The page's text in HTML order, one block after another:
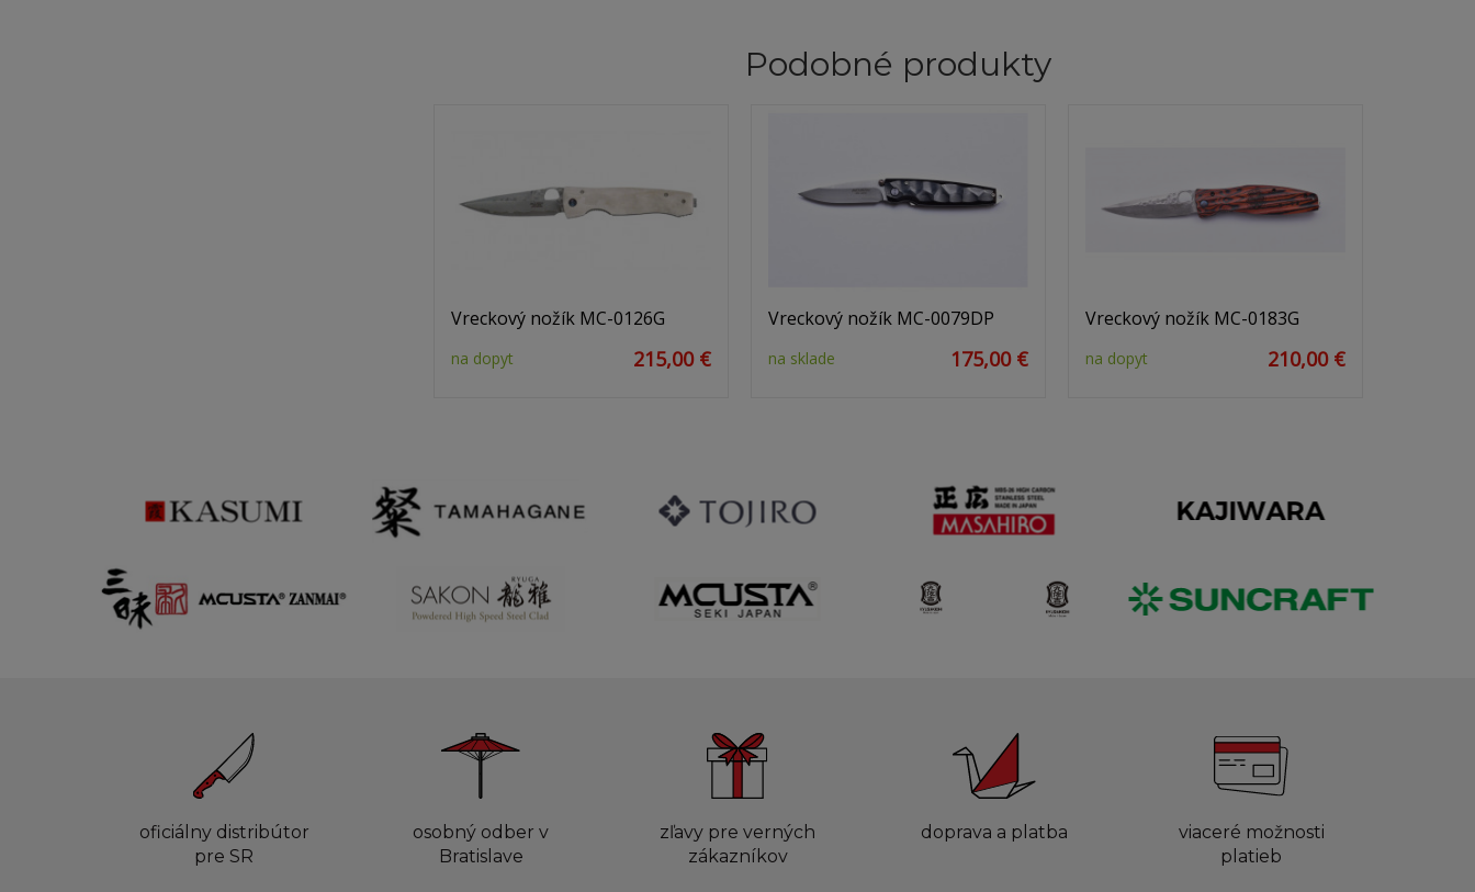
Podobné produkty
Vreckový nožík MC-0126G
na dopyt 215,00 €
Vreckový nožík MC-0079DP
na sklade 175,00 €
Vreckový nožík MC-0183G
na dopyt 210,00 €
oficiálny distribútor
pre SR
osobný odber v
Bratislave
zľavy pre verných
zákazníkov
doprava a platba
viaceré možnosti
platieb